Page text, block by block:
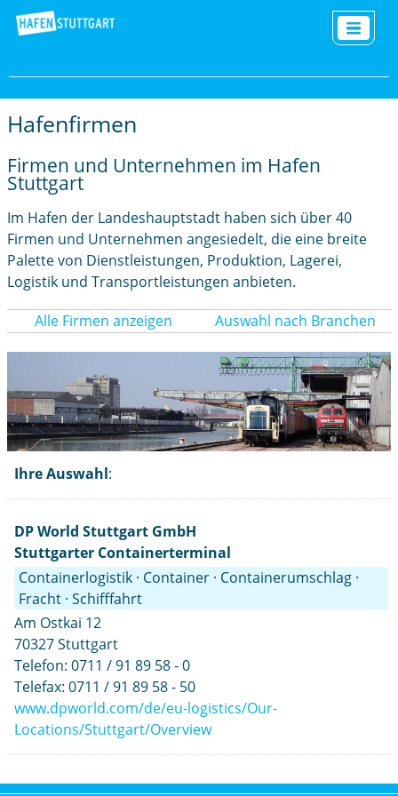
Hafenfirmen
Firmen und Unternehmen im Hafen
Stuttgart
Im Hafen der Landeshauptstadt haben sich über 40
Firmen und Unternehmen angesiedelt, die eine breite
Palette von Dienstleistungen, Produktion, Lagerei,
Logistik und Transportleistungen anbieten.
Alle Firmen anzeigen Auswahl nach Branchen
Ihre Auswahl:
DP World Stuttgart GmbH
Stuttgarter Containerterminal
Containerlogistik · Container · Containerumschlag ·
Fracht · Schifffahrt
Am Ostkai 12
70327 Stuttgart
Telefon: 0711 / 91 89 58 - 0
Telefax: 0711 / 91 89 58 - 50
www.dpworld.com/de/eu-logistics/Our-
Locations/Stuttgart/Overview